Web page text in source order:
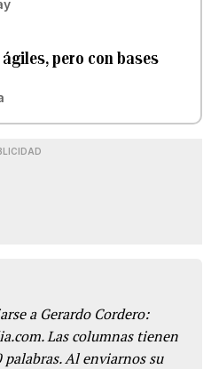
pero con bases
a Gerardo Cordero:
Las columnas tienen
palabras. Al enviarnos su